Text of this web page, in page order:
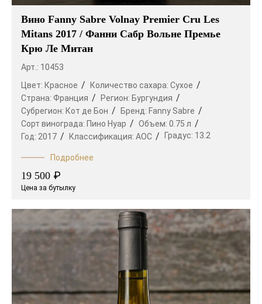
Вино Fanny Sabre Volnay Premier Cru Les
Mitans 2017 / Фанни Сабр Вольне Премье
Крю Ле Митан
Арт.: 10453
Цвет: Красное Количество сахара: Сухое
Страна: Франция Регион: Бургундия
Субрегион: Кот де Бон Бренд: Fanny Sabre
Сорт винограда: Пино Нуар Объем: 0.75 л
Год: 2017 Классификация: AOC Градус: 13.2
Подробнее
19 500 ₽
Цена за бутылку